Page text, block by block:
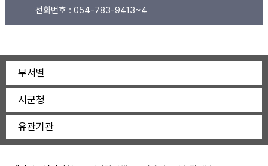
전화번호 : 054-783-9413~4
부서별
시군청
유관기관